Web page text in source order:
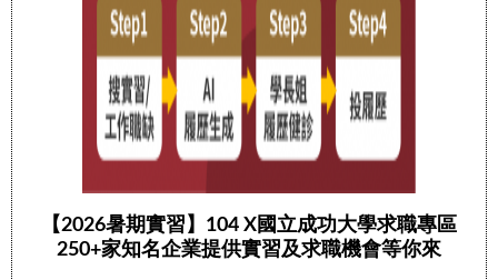
【2026暑期實習】104 X國立成功大學求職專區
250+家知名企業提供實習及求職機會等你來